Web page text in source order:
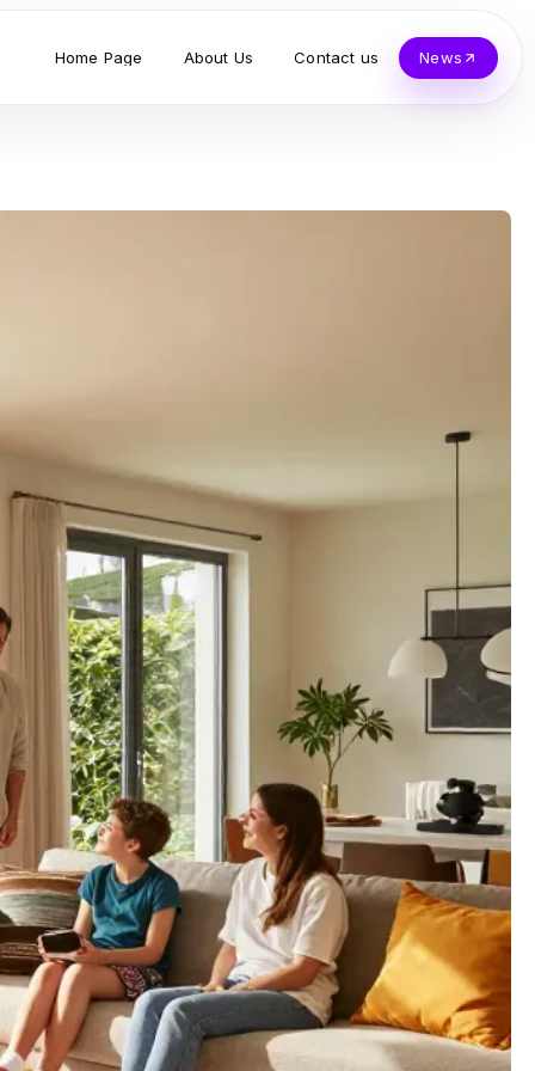
Home Page About Us Contact us News